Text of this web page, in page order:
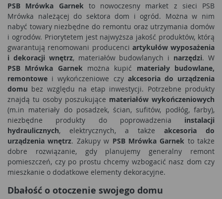
PSB Mrówka Garnek to nowoczesny market z sieci PSB
Mrówka należącej do sektora dom i ogród. Można w nim
nabyć towary niezbędne do remontu oraz utrzymania domów
i ogrodów. Priorytetem jest najwyższa jakość produktów, którą
gwarantują renomowani producenci artykułów wyposażenia
i dekoracji wnętrz, materiałów budowlanych i narzędzi. W
PSB Mrówka Garnek można kupić materiały budowlane,
remontowe i wykończeniowe czy akcesoria do urządzenia
domu bez względu na etap inwestycji. Potrzebne produkty
znajdą tu osoby poszukujące materiałów wykończeniowych
(m.in materiały do posadzek, ścian, sufitów, podłóg, farby),
niezbędne produkty do poprowadzenia instalacji
hydraulicznych, elektrycznych, a także akcesoria do
urządzenia wnętrz. Zakupy w PSB Mrówka Garnek to także
dobre rozwiązanie, gdy planujemy generalny remont
pomieszczeń, czy po prostu chcemy wzbogacić nasz dom czy
mieszkanie o dodatkowe elementy dekoracyjne.
Dbałość o otoczenie swojego domu